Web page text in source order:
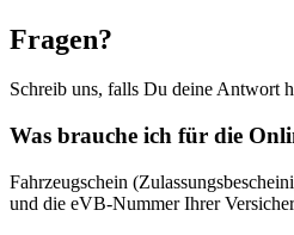
Fragen?
Schreib uns, falls Du deine Antwort
Was brauche ich für die
Fahrzeugschein
und die eVB-Nummer Ihrer